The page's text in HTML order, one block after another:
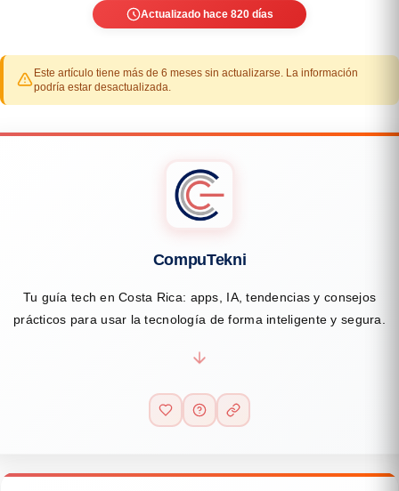
Actualizado hace 820 días
Este artículo tiene más de 6 meses sin actualizarse. La información
podría estar desactualizada.
CompuTekni
Tu guía tech en Costa Rica: apps, IA, tendencias y consejos
prácticos para usar la tecnología de forma inteligente y segura.